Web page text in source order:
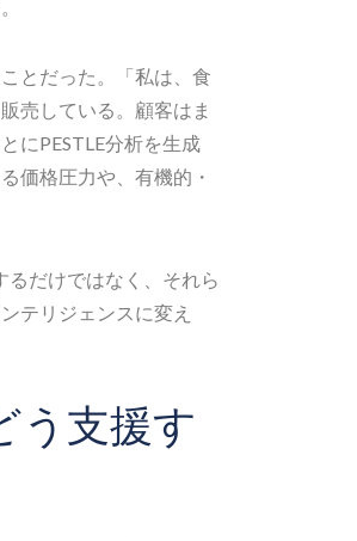
とだった。「私は、食
売している。顧客はま
にPESTLE分析を生成
価格圧力や、有機的・
るだけではなく、それら
テリジェンスに変え
う支援す